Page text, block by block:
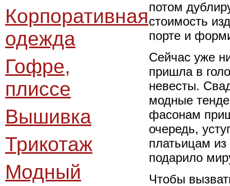
потом
стоимость
порте и
Сейчас уже
пришла в
невесты.
модные
фасонам
очередь,
платьицам
подарило
Чтобы
Корпоративная
одежда
Гофре,
плиссе
Вышивка
Трикотаж
Модный